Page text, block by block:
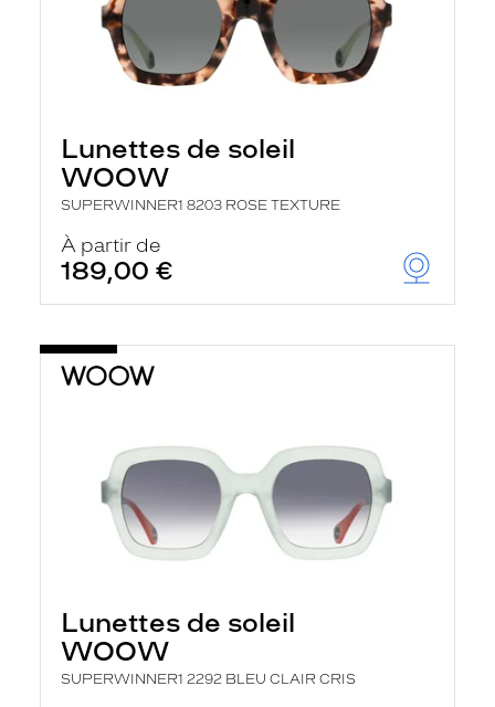
Lunettes de soleil
WOOW
SUPERWINNER1 8203 ROSE TEXTURE
À partir de
189,00 €
Lunettes de soleil
WOOW
SUPERWINNER1 2292 BLEU CLAIR CRIS